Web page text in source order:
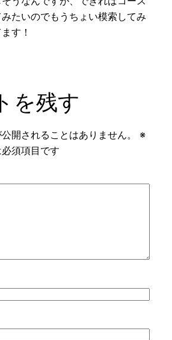
たいのでもうちょい模索してみ
す！
を残す
開されることはありません。
※
須項目です